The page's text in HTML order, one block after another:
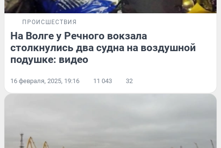
ПРОИСШЕСТВИЯ
На Волге у Речного вокзала
столкнулись два судна на воздушной
подушке: видео
16 февраля, 2025, 19:16 11 043 32